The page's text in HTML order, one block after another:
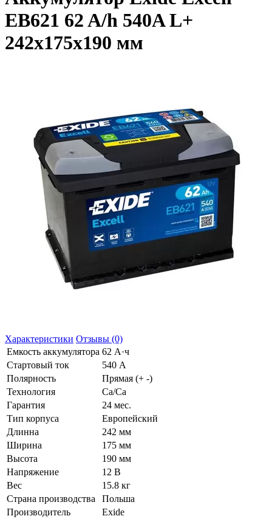
EB621 62 A/h 540A L+
242x175x190 мм
Характеристики Отзывы (0)
Емкость аккумулятора 62 А·ч
Стартовый ток
540 А
Полярность
Прямая (+ -)
Технология
Ca/Ca
Гарантия
24 мес.
Тип корпуса
Европейский
Длинна
242 мм
Ширина
175 мм
Высота
190 мм
Напряжение
12 В
Вес
15.8 кг
Страна производства
Польша
Производитель
Exide